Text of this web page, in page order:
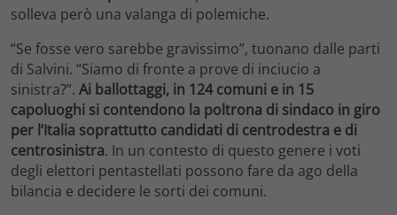
solleva però una valanga di polemiche.
“Se fosse vero sarebbe gravissimo”, tuonano dalle parti
di Salvini. “Siamo di fronte a prove di inciucio a
sinistra?”. Ai ballottaggi, in 124 comuni e in 15
capoluoghi si contendono la poltrona di sindaco in giro
per l’Italia soprattutto candidati di centrodestra e di
centrosinistra. In un contesto di questo genere i voti
degli elettori pentastellati possono fare da ago della
bilancia e decidere le sorti dei comuni.